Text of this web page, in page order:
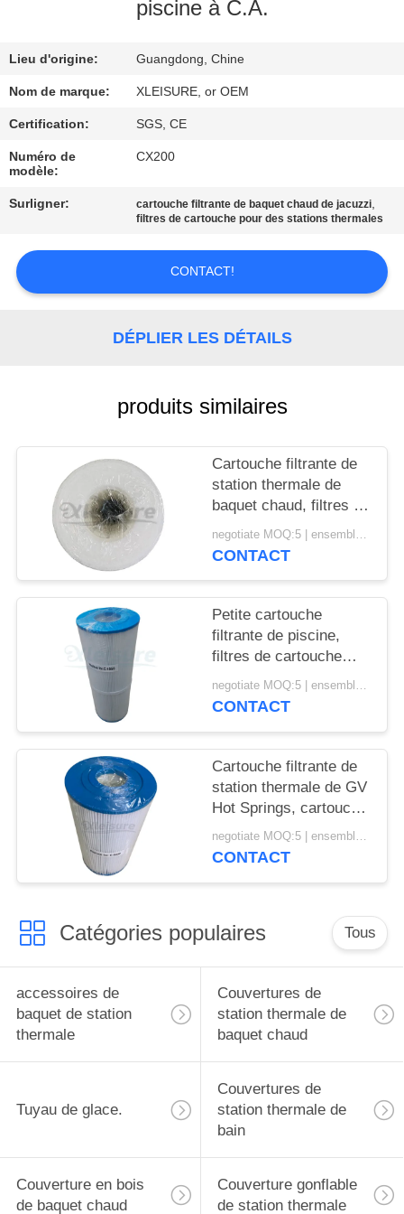
CONTACT
US
REQUEST
A
QUOTE
PLAN
DU
piscine à C.A.
Lieu d'origine: Guangdong, Chine
Nom de marque: XLEISURE, or OEM
Certification: SGS, CE
Numéro de
modèle:
CX200
Surligner: cartouche filtrante de baquet chaud de jacuzzi,
filtres de cartouche pour des stations thermales
CONTACT!
DÉPLIER LES DÉTAILS
produits similaires
Cartouche filtrante de
station thermale de
baquet chaud, filtres de
cartouche pour le bas
entretien Filbur FC-
negotiate MOQ:5 | ensemble 100
CONTACT
Petite cartouche
filtrante de piscine,
filtres de cartouche
pour le bas entretien de
stations thermales
negotiate MOQ:5 | ensemble 100
CONTACT
Cartouche filtrante de
station thermale de GV
Hot Springs, cartouche
filtrante d'eau Unicel C-
6430
negotiate MOQ:5 | ensemble 100
CONTACT
Catégories populaires Tous
accessoires de
baquet de station
thermale
Couvertures de
station thermale de
baquet chaud
Tuyau de glace.
Couvertures de
station thermale de
bain
Couverture en bois
de baquet chaud
Couverture gonflable
de station thermale